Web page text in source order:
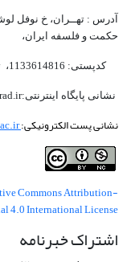
حکمت و فلسفه ایران،‌
کدپستی: 1133614816، تلفن: 66492169 - 021 نمابر: 66962700 - 021
نشانی پایگاه اینترنتی:www.javidankherad.ir
نشانی پست الکترونیکی:javidankherad@irip.ac.ir
Commons Attribution-
4.0 International License
اشتراک خبرنامه